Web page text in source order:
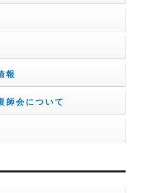
報
師会について